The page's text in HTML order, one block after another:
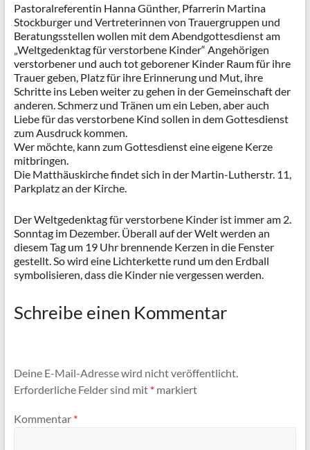
Pastoralreferentin Hanna Günther, Pfarrerin Martina
Stockburger und Vertreterinnen von Trauergruppen und
Beratungsstellen wollen mit dem Abendgottesdienst am
„Weltgedenktag für verstorbene Kinder“ Angehörigen
verstorbener und auch tot geborener Kinder Raum für ihre
Trauer geben, Platz für ihre Erinnerung und Mut, ihre
Schritte ins Leben weiter zu gehen in der Gemeinschaft der
anderen. Schmerz und Tränen um ein Leben, aber auch
Liebe für das verstorbene Kind sollen in dem Gottesdienst
zum Ausdruck kommen.
Wer möchte, kann zum Gottesdienst eine eigene Kerze
mitbringen.
Die Matthäuskirche findet sich in der Martin-Lutherstr. 11,
Parkplatz an der Kirche.
Der Weltgedenktag für verstorbene Kinder ist immer am 2.
Sonntag im Dezember. Überall auf der Welt werden an
diesem Tag um 19 Uhr brennende Kerzen in die Fenster
gestellt. So wird eine Lichterkette rund um den Erdball
symbolisieren, dass die Kinder nie vergessen werden.
Schreibe einen Kommentar
Deine E-Mail-Adresse wird nicht veröffentlicht.
Erforderliche Felder sind mit *markiert
Kommentar *